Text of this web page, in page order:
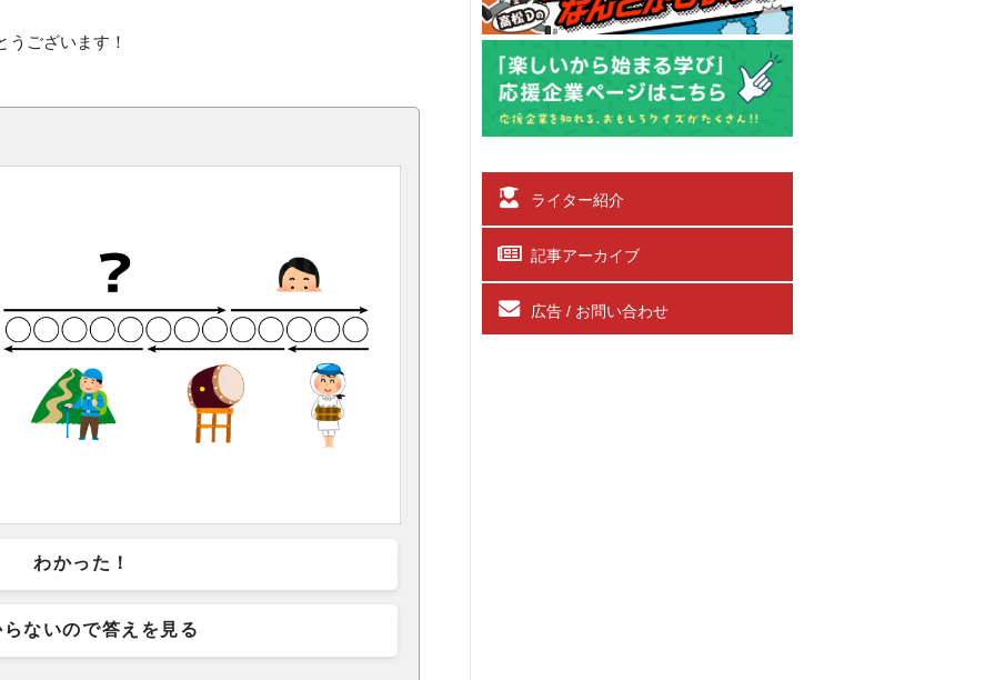
うございます！
わかった！
ないので答えを見る
ライター紹介
記事アーカイブ
広告 / お問い合わせ